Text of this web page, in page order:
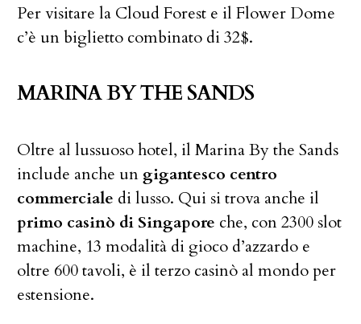
Per visitare la Cloud Forest e il Flower Dome
c’è un biglietto combinato di 32$.
MARINA BY THE SANDS
Oltre al lussuoso hotel, il Marina By the Sands
include anche un gigantesco centro
commerciale di lusso. Qui si trova anche il
primo casinò di Singapore che, con 2300 slot
machine, 13 modalità di gioco d’azzardo e
oltre 600 tavoli, è il terzo casinò al mondo per
estensione.